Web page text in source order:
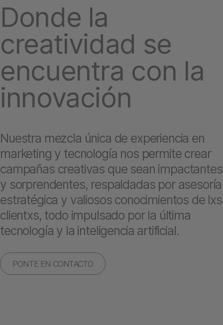
Donde la
creatividad se
encuentra con la
innovación
Nuestra mezcla única de experiencia en
marketing y tecnología nos permite crear
campañas creativas que sean impactantes
y sorprendentes, respaldadas por asesoría
estratégica y valiosos conocimientos de lxs
clientxs, todo impulsado por la última
tecnología y la inteligencia artificial.
PONTE EN CONTACTO